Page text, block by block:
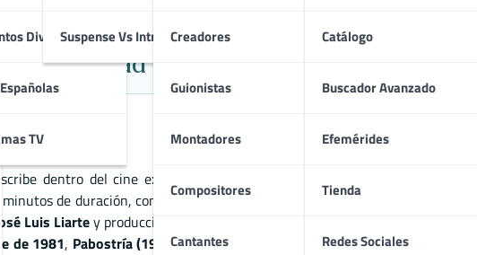
Divertidos
TV
Suspense Vs IntrigaCreadores
Guionistas
Montadores
Compositores
Cantantes
Catálogo
Buscador Avanzado
Efemérides
Tienda
Redes Sociales
Identidad y Juego Narrativo
dentro del cine experimental de su época, explorando formas
de duración, construye un discurso visual donde la identidad,
José Luis Liartey producción de
de 1981, Pabostría (1981)destaca como una pieza breve y singular